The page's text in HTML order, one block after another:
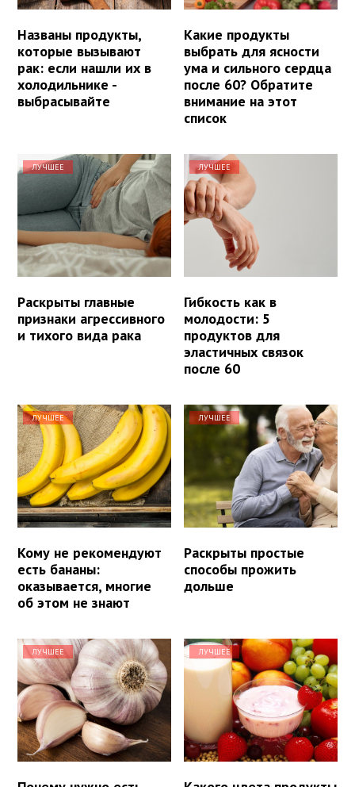
Названы продукты,
которые вызывают
рак: если нашли их в
холодильнике -
выбрасывайте
Какие продукты
выбрать для ясности
ума и сильного сердца
после 60? Обратите
внимание на этот
список
ЛУЧШЕЕ
Раскрыты главные
признаки агрессивного
и тихого вида рака
ЛУЧШЕЕ
Гибкость как в
молодости: 5
продуктов для
эластичных связок
после 60
ЛУЧШЕЕ
Кому не рекомендуют
есть бананы:
оказывается, многие
об этом не знают
ЛУЧШЕЕ
Раскрыты простые
способы прожить
дольше
ЛУЧШЕЕ ЛУЧШЕЕ